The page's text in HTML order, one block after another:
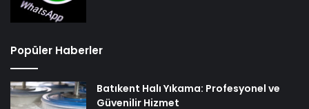
Popüler Haberler
Batıkent Halı Yıkama: Profesyonel ve
Güvenilir Hizmet